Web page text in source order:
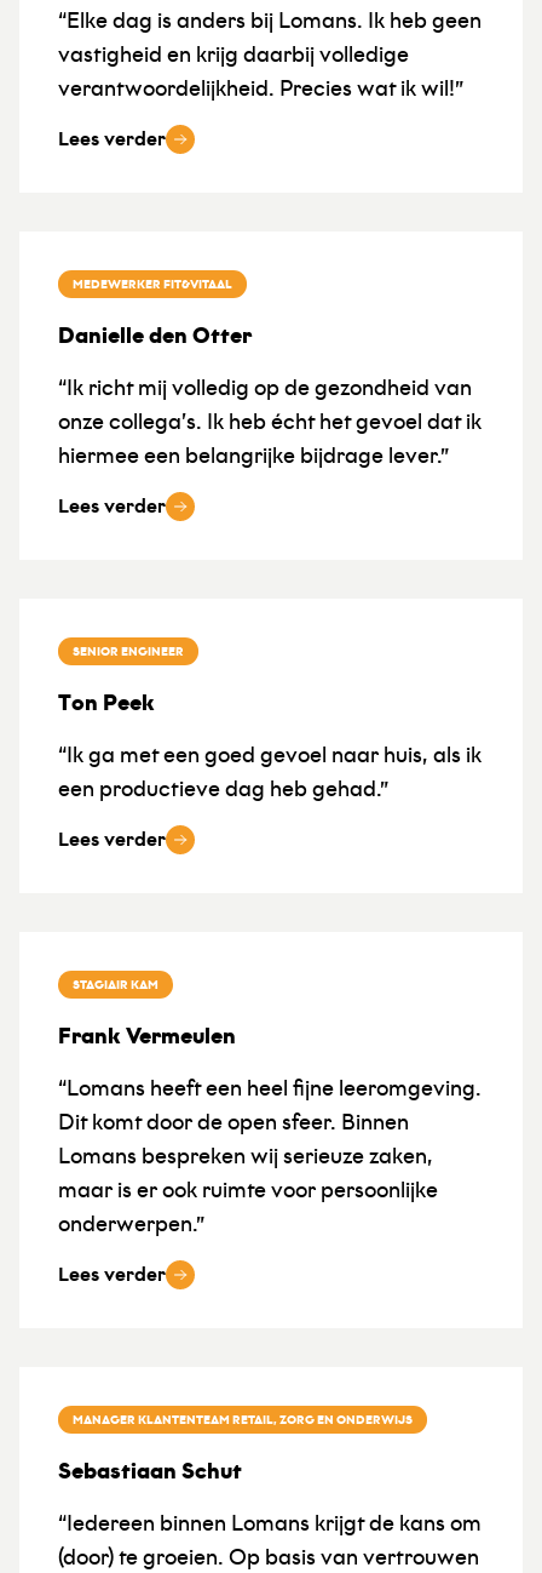
“Elke dag is anders bij Lomans. Ik heb geen
vastigheid en krijg daarbij volledige
verantwoordelijkheid. Precies wat ik wil!”
Lees verder
MEDEWERKER FIT&VITAAL
Danielle den Otter
“Ik richt mij volledig op de gezondheid van
onze collega’s. Ik heb écht het gevoel dat ik
hiermee een belangrijke bijdrage lever.”
Lees verder
SENIOR ENGINEER
Ton Peek
“Ik ga met een goed gevoel naar huis, als ik
een productieve dag heb gehad.”
Lees verder
STAGIAIR KAM
Frank Vermeulen
“Lomans heeft een heel fijne leeromgeving.
Dit komt door de open sfeer. Binnen
Lomans bespreken wij serieuze zaken,
maar is er ook ruimte voor persoonlijke
onderwerpen.”
Lees verder
MANAGER KLANTENTEAM RETAIL, ZORG EN ONDERWIJS
Sebastiaan Schut
“Iedereen binnen Lomans krijgt de kans om
(door) te groeien. Op basis van vertrouwen